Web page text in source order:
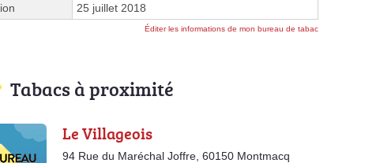
25 juillet 2018
Éditer les informations de mon bureau de tabac
Tabacs à proximité
Le Villageois
94 Rue du Maréchal Joffre, 60150 Montmacq